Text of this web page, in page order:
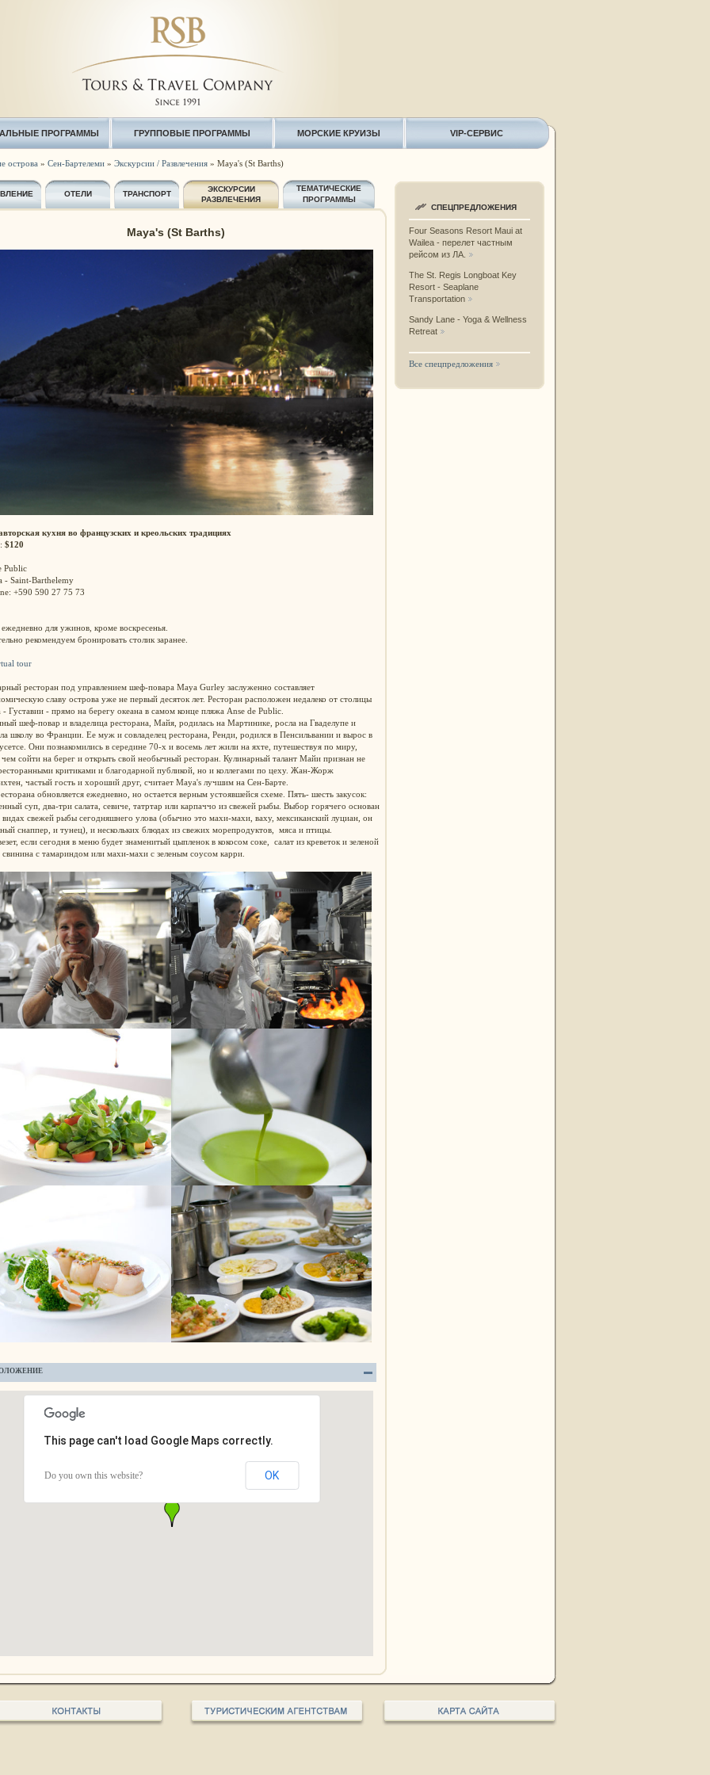
ПРОГРАММЫ ГРУППОВЫЕ ПРОГРАММЫ МОРСКИЕ КРУИЗЫ VIP-СЕРВИС
острова » Сен-Бартелеми» Экскурсии / Развлечения» Maya's (St Barths)
ОТЕЛИ ТРАНСПОРТ
ЭКСКУРСИИ
РАЗВЛЕЧЕНИЯ
ТЕМАТИЧЕСКИЕ
ПРОГРАММЫ
Maya's (St Barths)
кухня во французских и креольских традициях
$120
Public
- Saint-Barthelemy
+590 590 27 75 73
для ужинов, кроме воскресенья.
рекомендуем бронировать столик заранее.
tour
ресторан под управлением шеф-повара Maya Gurley заслуженно составляет
славу острова уже не первый десяток лет. Ресторан расположен недалеко от столицы
- Густавии - прямо на берегу океана в самом конце пляжа Anse de Public.
шеф-повар и владелица ресторана, Майя, родилась на Мартинике, росла на Гваделупе и
школу во Франции. Ее муж и совладелец ресторана, Ренди, родился в Пенсильвании и вырос в
Они познакомились в середине 70-х и восемь лет жили на яхте, путешествуя по миру,
сойти на берег и открыть свой необычный ресторан. Кулинарный талант Майи признан не
критиками и благодарной публикой, но и коллегами по цеху. Жан-Жорж
частый гость и хороший друг, считает Maya's лучшим на Сен-Барте.
обновляется ежедневно, но остается верным устоявшейся схеме. Пять- шесть закусок:
суп, два-три салата, севиче, татртар или карпаччо из свежей рыбы. Выбор горячего основан
видах свежей рыбы сегодняшнего улова (обычно это махи-махи, ваху, мексиканский луциан, он
снаппер, и тунец), и нескольких блюдах из свежих морепродуктов, мяса и птицы.
если сегодня в меню будет знаменитый цыпленок в кокосом соке, салат из креветок и зеленой
свинина с тамариндом или махи-махи с зеленым соусом карри.
This page can't load Google Maps correctly.
Do you own this website? OK
СПЕЦПРЕДЛОЖЕНИЯ
Four Seasons Resort Maui at
Wailea - перелет частным
рейсом из ЛА.
The St. Regis Longboat Key
Resort - Seaplane
Transportation
Sandy Lane - Yoga & Wellness
Retreat
Все спецпредложения